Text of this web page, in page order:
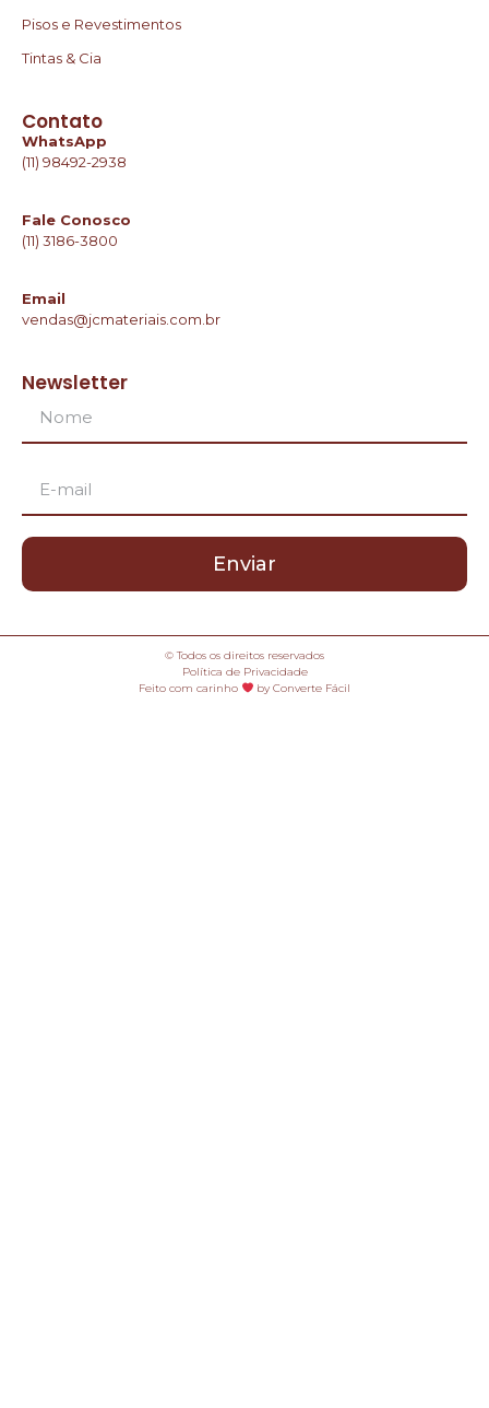
Pisos e Revestimentos
Tintas & Cia
Contato
WhatsApp
(11) 98492-2938
Fale Conosco
(11) 3186-3800
Email
vendas@jcmateriais.com.br
Newsletter
Enviar
© Todos os direitos reservados
Política de Privacidade
Feito com carinho
by Converte Fácil